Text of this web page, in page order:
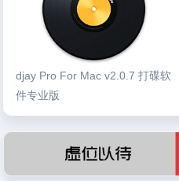
djay Pro For Mac v2.0.7 打碟软
件专业版